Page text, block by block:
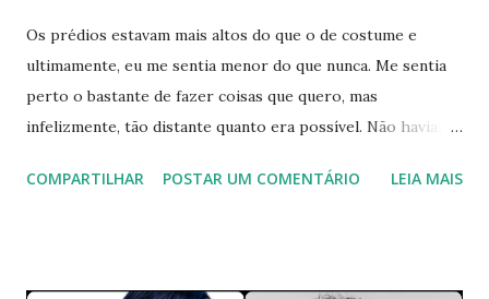
Os prédios estavam mais altos do que o de costume e
ultimamente, eu me sentia menor do que nunca. Me sentia
perto o bastante de fazer coisas que quero, mas
infelizmente, tão distante quanto era possível. Não haviam
eu me sentia presa e predadora do que quer que estivesse
COMPARTILHAR POSTAR UM COMENTÁRIO LEIA MAIS